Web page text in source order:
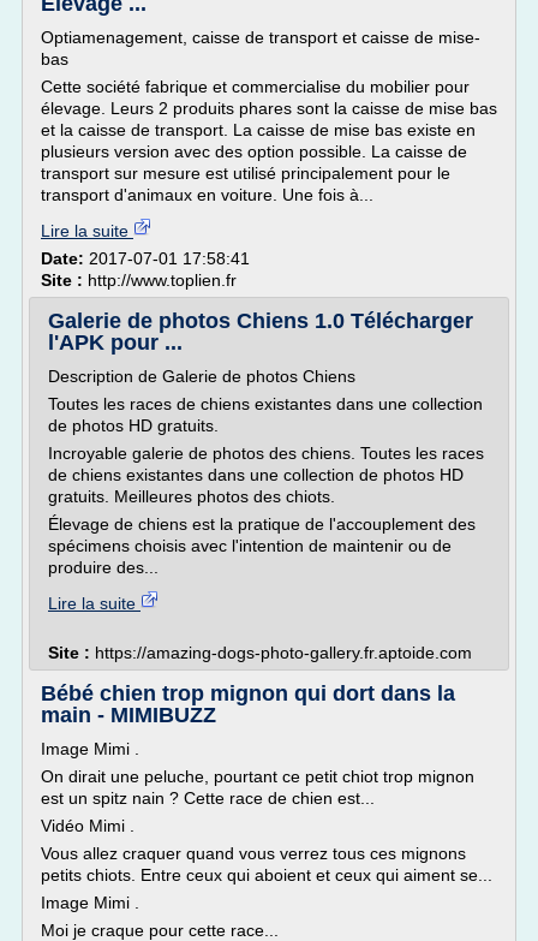
Optiamenagement, caisse de transport et caisse de mise-
bas
Cette société fabrique et commercialise du mobilier pour
élevage. Leurs 2 produits phares sont la caisse de mise bas
et la caisse de transport. La caisse de mise bas existe en
plusieurs version avec des option possible. La caisse de
transport sur mesure est utilisé principalement pour le
transport d'animaux en voiture. Une fois à...
Lire la suite
Date: 2017-07-01 17:58:41
Site : http://www.toplien.fr
Galerie de photos Chiens 1.0 Télécharger
l'APK pour ...
Description de Galerie de photos Chiens
Toutes les races de chiens existantes dans une collection
de photos HD gratuits.
Incroyable galerie de photos des chiens. Toutes les races
de chiens existantes dans une collection de photos HD
gratuits. Meilleures photos des chiots.
Élevage de chiens est la pratique de l'accouplement des
spécimens choisis avec l'intention de maintenir ou de
produire des...
Lire la suite
Site : https://amazing-dogs-photo-gallery.fr.aptoide.com
Bébé chien trop mignon qui dort dans la
main - MIMIBUZZ
Image Mimi .
On dirait une peluche, pourtant ce petit chiot trop mignon
est un spitz nain ? Cette race de chien est...
Vidéo Mimi .
Vous allez craquer quand vous verrez tous ces mignons
petits chiots. Entre ceux qui aboient et ceux qui aiment se...
Image Mimi .
Moi je craque pour cette race...